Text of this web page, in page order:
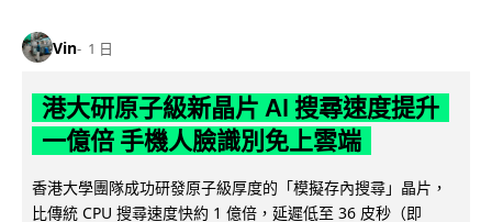
Vin 1 日
港大研原子級新晶片 AI 搜尋速度提升
一億倍 手機人臉識別免上雲端
香港大學團隊成功研發原子級厚度的「模擬存內搜尋」晶片，
比傳統 CPU 搜尋速度快約 1 億倍，延遲低至 36 皮秒（即